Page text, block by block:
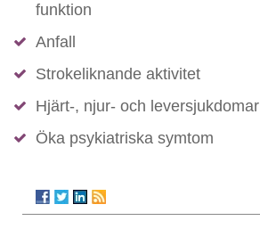
funktion
Anfall
Strokeliknande aktivitet
Hjärt-, njur- och leversjukdomar
Öka psykiatriska symtom